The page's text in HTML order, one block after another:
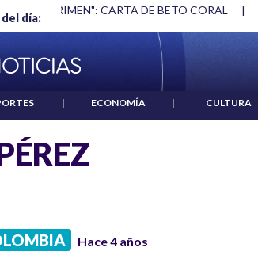
del día:
ES UN CRIMEN": CARTA DE BETO CORAL |
| ECONOMÍA | CULTURA
Hace 4 años